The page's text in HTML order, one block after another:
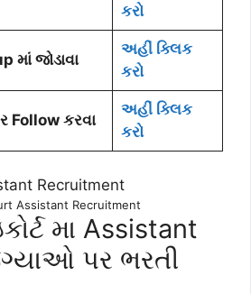
કરો
માં જોડાવા
અહીં ક્લિક
કરો
Follow કરવા
અહીં ક્લિક
કરો
Assistant Recruitment
મા Assistant
પર ભરતી